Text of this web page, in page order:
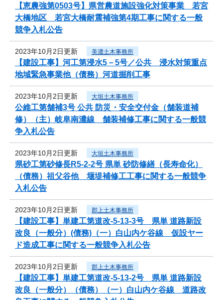
【恵農強第0503号】県営農道施設強化対策事業 若宮
大橋地区 若宮大橋耐震補強第4期工事に関する一般
競争入札公告
2023年10月2日更新 美濃土木事務所
【建設工事】河工第浸水5－5号／公共 浸水対策重点
地域緊急事業他（債務）河道掘削工事
2023年10月2日更新 大垣土木事務所
公維工第舗補3号 公共 防災・安全交付金（舗装道補
修）（主）岐阜南濃線 舗装補修工事に関する一般競
争入札公告
2023年10月2日更新 大垣土木事務所
県砂工第砂修長R5-2-2号 県単 砂防修繕（長寿命化）
（債務）祖父谷他 堰堤補修工工事に関する一般競争
入札公告
2023年10月2日更新 郡上土木事務所
【建設工事】単建工第道改-5-13-3号 県単 道路新設
改良（一般分）(債務)（一）白山内ケ谷線 仮設ヤー
ド造成工事に関する一般競争入札公告
2023年10月2日更新 郡上土木事務所
【建設工事】単建工第道改-5-13-2号 県単 道路新設
改良（一般分）（債務）（一）白山内ケ谷線 道路改